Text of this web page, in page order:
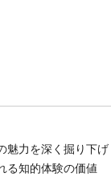
魅力を深く掘り下げ
る知的体験の価値